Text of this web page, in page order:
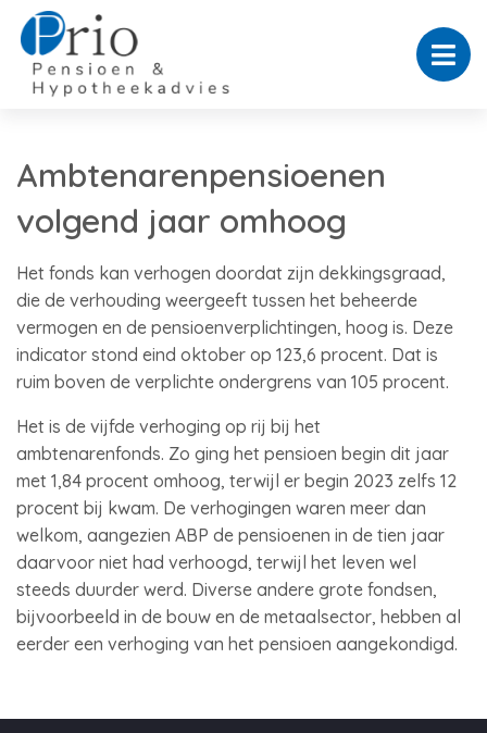
Ambtenarenpensioenen
volgend jaar omhoog
Het fonds kan verhogen doordat zijn dekkingsgraad,
die de verhouding weergeeft tussen het beheerde
vermogen en de pensioenverplichtingen, hoog is. Deze
indicator stond eind oktober op 123,6 procent. Dat is
ruim boven de verplichte ondergrens van 105 procent.
Het is de vijfde verhoging op rij bij het
ambtenarenfonds. Zo ging het pensioen begin dit jaar
met 1,84 procent omhoog, terwijl er begin 2023 zelfs 12
procent bij kwam. De verhogingen waren meer dan
welkom, aangezien ABP de pensioenen in de tien jaar
daarvoor niet had verhoogd, terwijl het leven wel
steeds duurder werd. Diverse andere grote fondsen,
bijvoorbeeld in de bouw en de metaalsector, hebben al
eerder een verhoging van het pensioen aangekondigd.